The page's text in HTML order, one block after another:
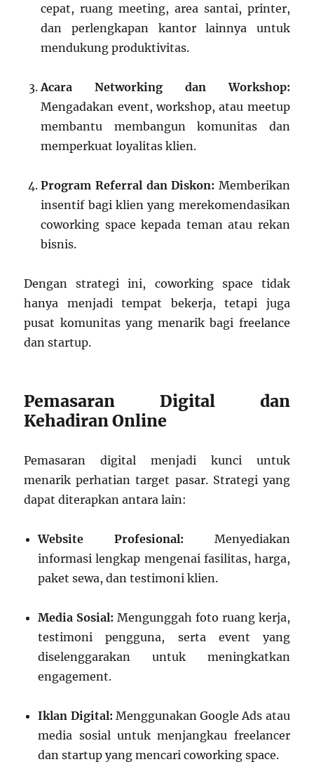
cepat, ruang meeting, area santai, printer,
dan perlengkapan kantor lainnya untuk
mendukung produktivitas.
Acara Networking dan Workshop:
Mengadakan event, workshop, atau meetup
membantu membangun komunitas dan
memperkuat loyalitas klien.
Program Referral dan Diskon: Memberikan
insentif bagi klien yang merekomendasikan
coworking space kepada teman atau rekan
bisnis.
Dengan strategi ini, coworking space tidak
hanya menjadi tempat bekerja, tetapi juga
pusat komunitas yang menarik bagi freelance
dan startup.
Pemasaran Digital dan
Kehadiran Online
Pemasaran digital menjadi kunci untuk
menarik perhatian target pasar. Strategi yang
dapat diterapkan antara lain:
Website Profesional: Menyediakan
informasi lengkap mengenai fasilitas, harga,
paket sewa, dan testimoni klien.
Media Sosial: Mengunggah foto ruang kerja,
testimoni pengguna, serta event yang
diselenggarakan untuk meningkatkan
engagement.
Iklan Digital: Menggunakan Google Ads atau
media sosial untuk menjangkau freelancer
dan startup yang mencari coworking space.